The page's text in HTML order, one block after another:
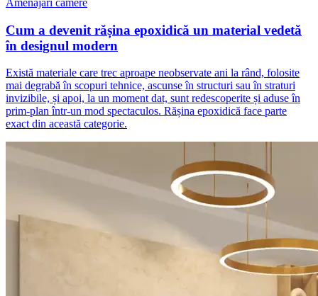
Cum a devenit rășina epoxidică un material vedetă
în designul modern
Există materiale care trec aproape neobservate ani la rând, folosite
mai degrabă în scopuri tehnice, ascunse în structuri sau în straturi
invizibile, și apoi, la un moment dat, sunt redescoperite și aduse în
prim-plan într-un mod spectaculos. Rășina epoxidică face parte
exact din această categorie.